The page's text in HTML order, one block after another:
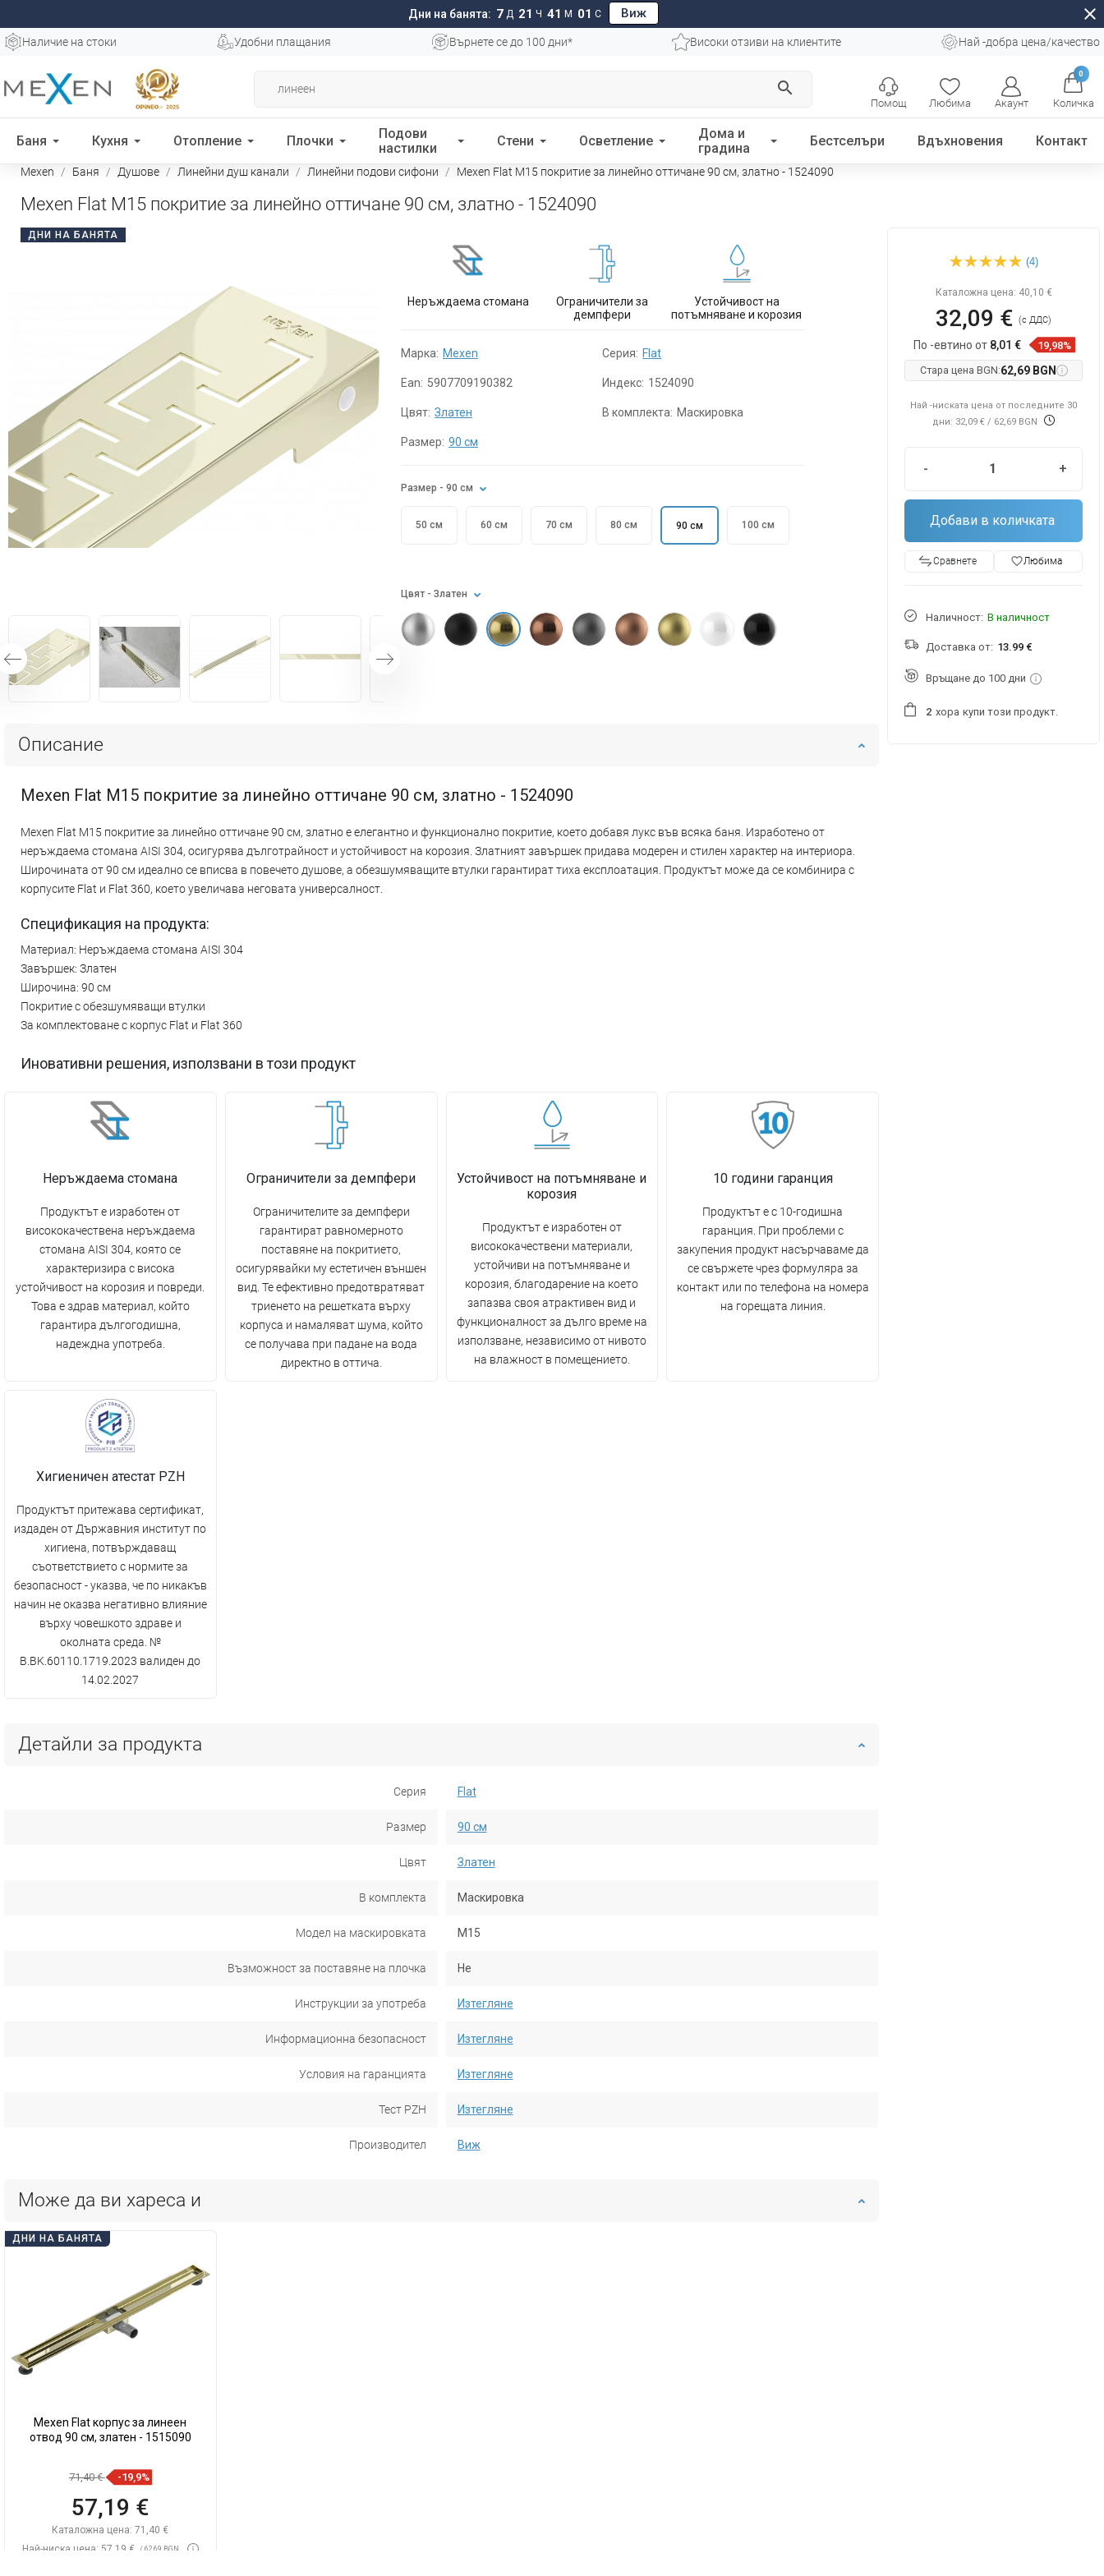
Дни на банята: 7 Д 21 Ч 41 М 00 С Виж close
Наличие на стоки Удобни плащания Върнете се до 100 дни* Високи отзиви на клиентите Най -добра цена/качество
search
Любима Акаунт
0
Количка
Помощ
Баня Кухня Отопление Плочки
Подови
настилки
Стени Осветление
Дома и
градина
Бестселъри Вдъхновения Контакт
Mexen Баня Душове Линейни душ канали Линейни подови сифони Mexen Flat M15 покритие за линейно оттичане 90 см, златно - 1524090
Mexen Flat M15 покритие за линейно оттичане 90 см, златно - 1524090
ДНИ НА БАНЯТА
Неръждаема стомана
Ограничители за
демпфери
Устойчивост на
потъмняване и корозия
Марка: Mexen Серия: Flat
Ean: 5907709190382 Индекс: 1524090
Цвят: Златен В комплекта: Маскировка
Размер: 90 см
Размер - 90 см
50 см 60 см 70 см 80 см 90 см 100 см
Цвят- Златен
Описание
Mexen Flat M15 покритие за линейно оттичане 90 см, златно - 1524090
Mexen Flat M15 покритие за линейно оттичане 90 см, златно е елегантно и функционално покритие, което добавя лукс във всяка баня. Изработено от
неръждаема стомана AISI 304, осигурява дълготрайност и устойчивост на корозия. Златният завършек придава модерен и стилен характер на интериора.
Широчината от 90 см идеално се вписва в повечето душове, а обезшумяващите втулки гарантират тиха експлоатация. Продуктът може да се комбинира с
корпусите Flat и Flat 360, което увеличава неговата универсалност.
Спецификация на продукта:
Материал: Неръждаема стомана AISI 304
Завършек: Златен
Широчина: 90 см
Покритие с обезшумяващи втулки
За комплектоване с корпус Flat и Flat 360
Иновативни решения, използвани в този продукт
Неръждаема стомана
Продуктът е изработен от
висококачествена неръждаема
стомана AISI 304, която се
характеризира с висока
устойчивост на корозия и повреди.
Това е здрав материал, който
гарантира дългогодишна,
надеждна употреба.
Ограничители за демпфери
Ограничителите за демпфери
гарантират равномерното
поставяне на покритието,
осигурявайки му естетичен външен
вид. Те ефективно предотвратяват
триенето на решетката върху
корпуса и намаляват шума, който
се получава при падане на вода
директно в оттича.
Устойчивост на потъмняване и
корозия
Продуктът е изработен от
висококачествени материали,
устойчиви на потъмняване и
корозия, благодарение на което
запазва своя атрактивен вид и
функционалност за дълго време на
използване, независимо от нивото
на влажност в помещението.
10 години гаранция
Продуктът е с 10-годишна
гаранция. При проблеми с
закупения продукт насърчаваме да
се свържете чрез формуляра за
контакт или по телефона на номера
на горещата линия.
Хигиеничен атестат PZH
Продуктът притежава сертификат,
издаден от Държавния институт по
хигиена, потвърждаващ
съответствието с нормите за
безопасност - указва, че по никакъв
начин не оказва негативно влияние
върху човешкото здраве и
околната среда. №
B.BK.60110.1719.2023 валиден до
14.02.2027
Детайли за продукта
Серия Flat
Размер 90 см
Цвят Златен
В комплекта Маскировка
Модел на маскировката M15
Възможност за поставяне на плочка Не
Инструкции за употреба Изтегляне
Информационна безопасност Изтегляне
Условия на гаранцията Изтегляне
Тест PZH Изтегляне
Производител Виж
Може да ви хареса и
ДНИ НА БАНЯТА
Mexen Flat корпус за линеен
отвод 90 см, златен - 1515090
71,40 € -19,9%
57,19 €
Каталожна цена: 71,40 €
Най-ниска цена: 57,19 €
/ 62,69 BGN
линейно оттичане 90 см,
(4)
Каталожна цена: 40,10 €
32,09 €(с ДДС)
По -евтино от 8,01 €
19,98%
Стара цена BGN:62,69 BGN
Най -ниската цена от последните 30
дни: 32,09 €/ 62,69 BGN
- +
Добави в количката
Сравнете favorite_borderЛюбима
Наличност: В наличност
Доставка от: 13.99 €
Връщане до 100 дни
2 хора купи този продукт.